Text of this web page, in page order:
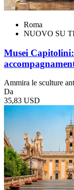
Roma
NUOVO SU
Musei Capitolini:
Ammira le sculture
Da
35,83 USD